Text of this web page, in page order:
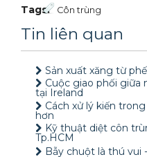
Tags: Côn trùng
Tin liên quan
Sản xuất xăng từ
Cuộc giao phối
tại Ireland
Cách xử lý kiến
hơn
Kỹ thuật diệt côn
Tp.HCM
Bẫy chuột là thú vui